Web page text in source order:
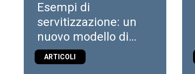
Esempi di
servitizzazione: un
nuovo modello di
produttività e vendite
ARTICOLI